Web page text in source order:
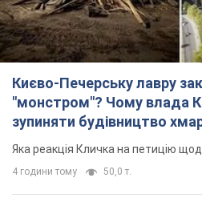
Києво-Печерську лавру
"монстром"? Чому влада
зупиняти будівництво
"московського вірянина"
Яка реакція Кличка на петицію
4 години тому 50,0 т.